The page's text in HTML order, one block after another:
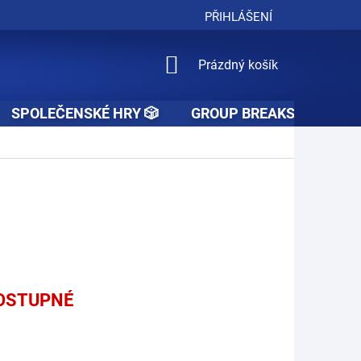
PŘIHLÁŠENÍ
NÁKUPNÍ
Prázdný košík
SPOLEČENSKÉ HRY 🎲 GROUP BREAKS 🚧👥🚧